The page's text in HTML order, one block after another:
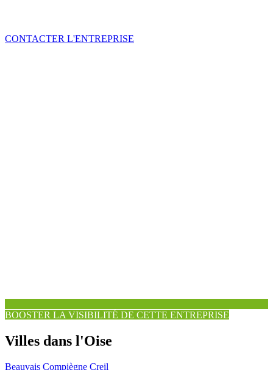
CONTACTER L'ENTREPRISE
BOOSTER LA VISIBILITÉ DE CETTE ENTREPRISE
Villes dans l'Oise
Beauvais Compiègne Creil